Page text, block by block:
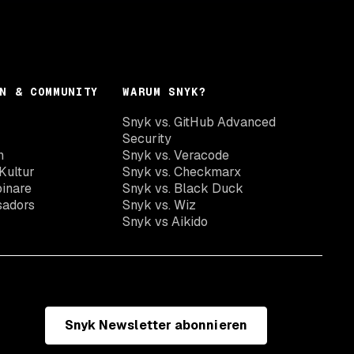
& COMMUNITY WARUM SNYK?
Snyk vs. GitHub Advanced
Security
Snyk vs. Veracode
Snyk vs. Checkmarx
Snyk vs. Black Duck
Snyk vs. Wiz
Snyk vs Aikido
Snyk Newsletter abonnieren